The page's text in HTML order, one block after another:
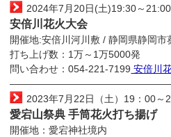
2024年7月20日(土)19:30～21:00
安倍川花火大会
開催地:安倍川河川敷 / 静岡県静岡市
打ち上げ数：1万～1万5000発
問い合わせ：054-221-7199 安倍川
2023年7月22日（土）19：00
愛宕山祭典 手筒花火打ち揚げ
開催地：愛宕神社境内